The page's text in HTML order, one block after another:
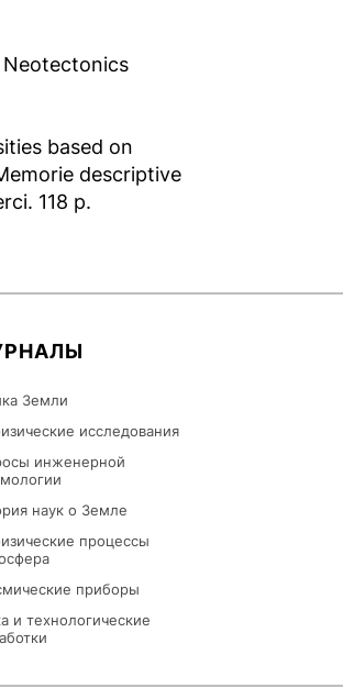
Neotectonics
based on
descriptive
118 p.
Земли
исследования
инженерной
наук о Земле
процессы
приборы
и технологические